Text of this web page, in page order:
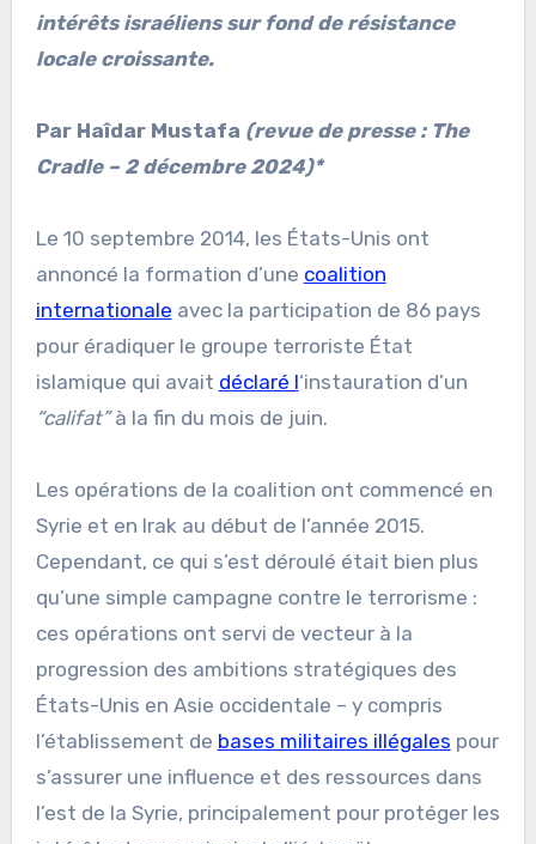
intérêts israéliens sur fond de résistance
locale croissante.
Par Haîdar Mustafa (revue de presse : The
Cradle – 2 décembre 2024)*
Le 10 septembre 2014, les États-Unis ont
annoncé la formation d’une coalition
internationale avec la participation de 86 pays
pour éradiquer le groupe terroriste État
islamique qui avait déclaré l‘instauration d’un
“califat”à la fin du mois de juin.
Les opérations de la coalition ont commencé en
Syrie et en Irak au début de l’année 2015.
Cependant, ce qui s’est déroulé était bien plus
qu’une simple campagne contre le terrorisme :
ces opérations ont servi de vecteur à la
progression des ambitions stratégiques des
États-Unis en Asie occidentale – y compris
l’établissement de bases militaires illégales pour
s’assurer une influence et des ressources dans
l’est de la Syrie, principalement pour protéger les